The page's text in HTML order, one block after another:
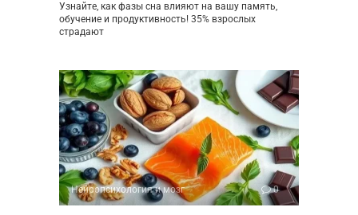
Узнайте, как фазы сна влияют на вашу память,
обучение и продуктивность! 35% взрослых
страдают
Нейропсихология и мозг 0